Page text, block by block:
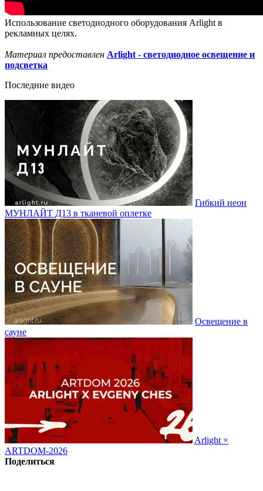
Использование светодиодного оборудования Arlight в
рекламных целях.
Материал предоставлен Arlight - светодиодное освещение и
подсветка
Последние видео
Гибкий неон
МУНЛАЙТ Д13 в тканевой оплетке
Освещение в
сауне
Arlight ×
ARTDOM-2026
Поделиться